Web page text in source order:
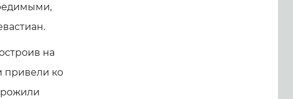
на
привели ко